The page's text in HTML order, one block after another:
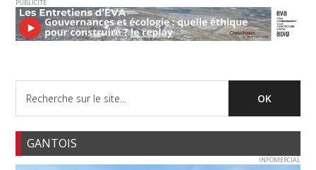
PUBLICITE
GANTOIS
INFOMERCIAL